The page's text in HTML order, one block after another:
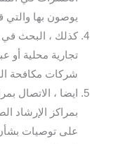
يوصون بها
كذلك ، البحث في
تجارية محلية أو
شركات مكافحة
ايضا ، الاتصال
بمراكز الإرشاد
على توصيات